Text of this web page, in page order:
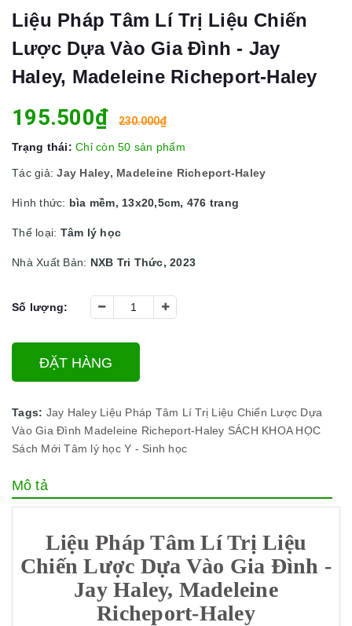
Liệu Pháp Tâm Lí Trị Liệu Chiến
Lược Dựa Vào Gia Đình - Jay
Haley, Madeleine Richeport-Haley
195.500₫ 230.000₫
Trạng thái: Chỉ còn 50 sản phẩm
Tác giả:Jay Haley, Madeleine Richeport-Haley
Hình thức: bìa mềm, 13x20,5cm, 476 trang
Thể loại: Tâm lý học
Nhà Xuất Bản: NXB Tri Thức, 2023
Số lượng:
ĐẶT HÀNG
Tags: Jay Haley Liệu Pháp Tâm Lí Trị Liệu Chiến Lược Dựa
Vào Gia Đình Madeleine Richeport-Haley SÁCH KHOA HỌC
Sách Mới Tâm lý học Y - Sinh học
Mô tả
Liệu Pháp Tâm Lí Trị Liệu
Chiến Lược Dựa Vào Gia Đình -
Jay Haley, Madeleine
Richeport-Haley